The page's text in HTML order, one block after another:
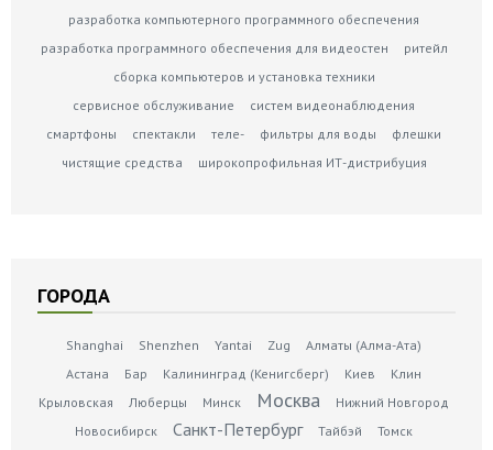
разработка компьютерного программного обеспечения
разработка программного обеспечения для видеостен
ритейл
сборка компьютеров и установка техники
сервисное обслуживание
систем видеонаблюдения
смартфоны
спектакли теле- фильтры для воды
флешки
чистящие средства
широкопрофильная ИТ-дистрибуция
ГОРОДА
Shanghai Shenzhen Yantai Zug
Алматы (Алма-Ата)
Астана
Бар Калининград (Кенигсберг) Киев
Клин
Крыловская
Люберцы Минск Москва
Нижний Новгород
Новосибирск
Санкт-Петербург Тайбэй
Томск